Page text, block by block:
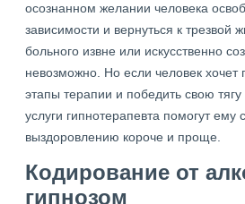
осознанном желании человека
зависимости и вернуться к трезвой
больного извне или искусственно
невозможно. Но если человек хочет
этапы терапии и победить свою
услуги гипнотерапевта помогут ему
выздоровлению короче и проще.
Кодирование от
гипнозом